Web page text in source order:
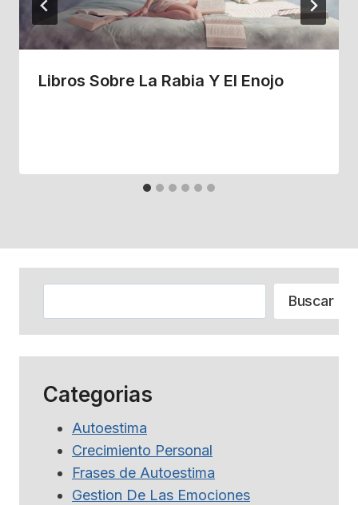
Libros Sobre La Rabia Y El Enojo
Buscar
Categorias
Autoestima
Crecimiento Personal
Frases de Autoestima
Gestion De Las Emociones